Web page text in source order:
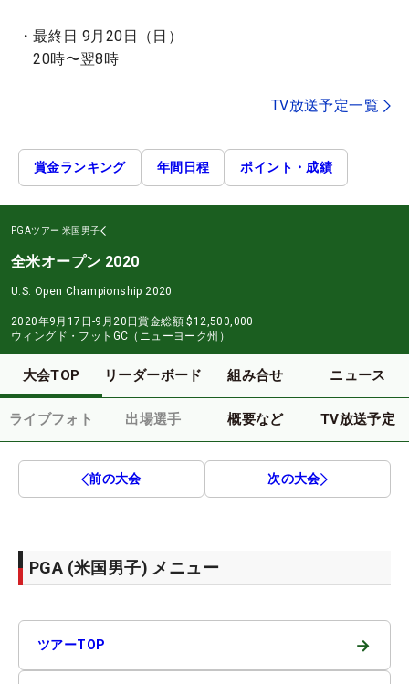
・最終日 9月20日（日）
20時〜翌8時
TV放送予定一覧
賞金ランキング 年間日程 ポイント・成績
PGAツアー 米国男子
全米オープン 2020
U.S. Open Championship 2020
2020年9月17日-9月20日賞金総額 $12,500,000
ウィングド・フットGC（ニューヨーク州）
大会TOP リーダーボード 組み合せ ニュース
ライブフォト 出場選手 概要など TV放送予定
前の大会 次の大会
PGA (米国男子) メニュー
ツアーTOP →